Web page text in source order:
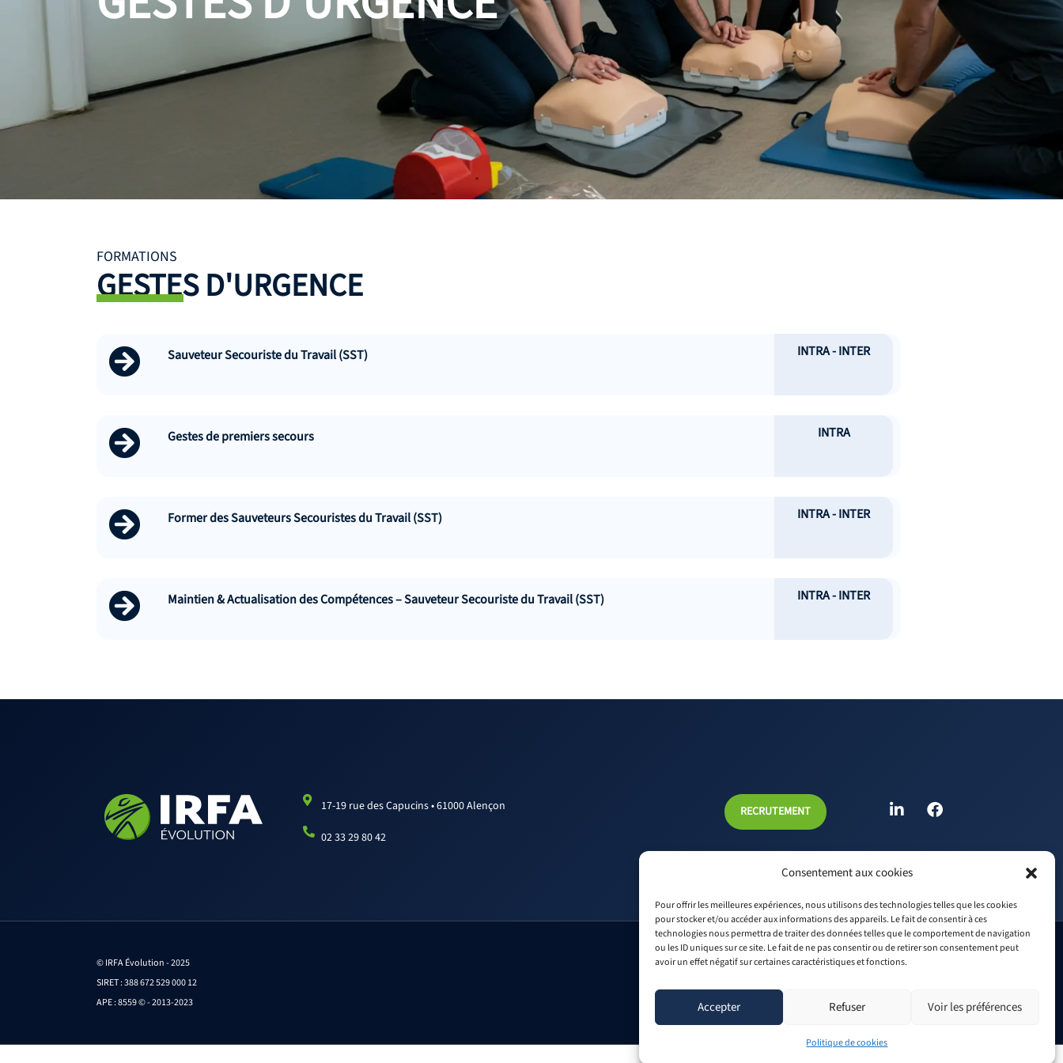
Consentement aux cookies
Pour offrir les meilleures expériences, nous utilisons des technologies telles que les cookies
pour stocker et/ou accéder aux informations des appareils. Le fait de consentir à ces
technologies nous permettra de traiter des données telles que le comportement de navigation
ou les ID uniques sur ce site. Le fait de ne pas consentir ou de retirer son consentement peut
avoir un effet négatif sur certaines caractéristiques et fonctions.
Accepter Refuser Voir les préférences
Politique de cookies
FORMATIONS
GESTES D'URGENCE
Sauveteur Secouriste du Travail (SST) INTRA - INTER
Gestes de premiers secours INTRA
Former des Sauveteurs Secouristes du Travail (SST) INTRA - INTER
Maintien & Actualisation des Compétences – Sauveteur Secouriste du Travail (SST) INTRA - INTER
17-19 rue des Capucins • 61000 Alençon
02 33 29 80 42
RECRUTEMENT L
i
k
e
d
n
F
a
e
o
k
© IRFA Évolution - 2025
SIRET : 388 672 529 000 12
APE : 8559 © - 2013-2023
Mentions légales
Conditions Générales de Vente